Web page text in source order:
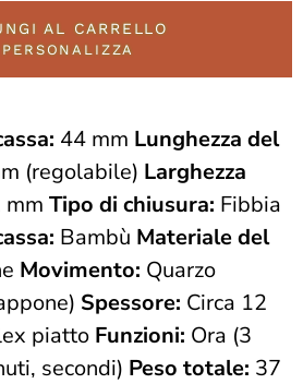
AL CARRELLO
44 mm Lunghezza del
(regolabile) Larghezza
mm Tipo di chiusura: Fibbia
Bambù Materiale del
Movimento: Quarzo
Spessore: Circa 12
piatto Funzioni: Ora (3
secondi) Peso totale: 37